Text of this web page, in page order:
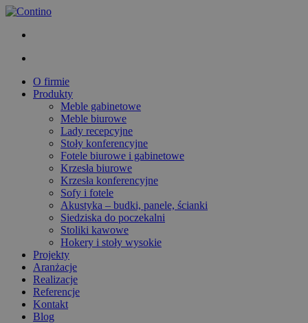
O firmie
Produkty
Meble gabinetowe
Meble biurowe
Lady recepcyjne
Stoły konferencyjne
Fotele biurowe i gabinetowe
Krzesła biurowe
Krzesła konferencyjne
Sofy i fotele
Akustyka – budki, panele, ścianki
Siedziska do poczekalni
Stoliki kawowe
Hokery i stoły wysokie
Projekty
Aranżacje
Realizacje
Referencje
Kontakt
Blog